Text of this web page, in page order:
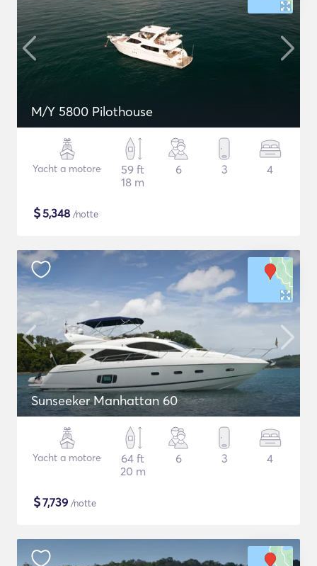
M/Y 5800 Pilothouse
Yacht a motore
59 ft
18 m
6 3 4
$5,348 /notte
Sunseeker Manhattan 60
Yacht a motore
64 ft
20 m
6 3 4
$7,739 /notte